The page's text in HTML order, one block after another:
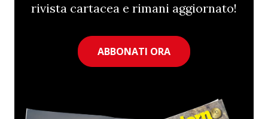
rivista cartacea e rimani aggiornato!
ABBONATI ORA